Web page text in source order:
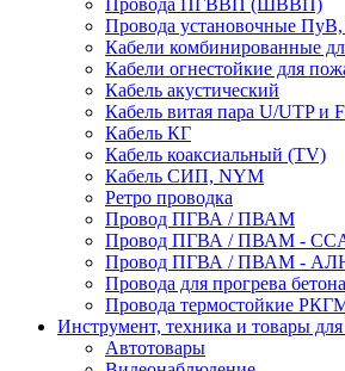
Провода ПГВВП (ШВВП)
Провода установочные
Кабели комбинированные
Кабели огнестойкие для
Кабель акустический
Кабель витая пара U/UTP и
Кабель КГ
Кабель коаксиальный (TV)
Кабель СИП, NYM
Ретро проводка
Провод ПГВА / ПВАМ
Провод ПГВА / ПВАМ -
Провод ПГВА / ПВАМ -
Провода для прогрева
Провода термостойкие
Инструмент, техника и товары
Автотовары